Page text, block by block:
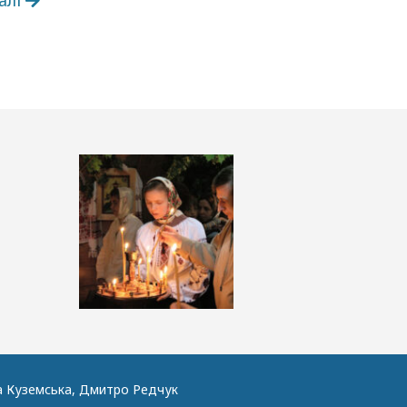
Куземська, Дмитро Редчук